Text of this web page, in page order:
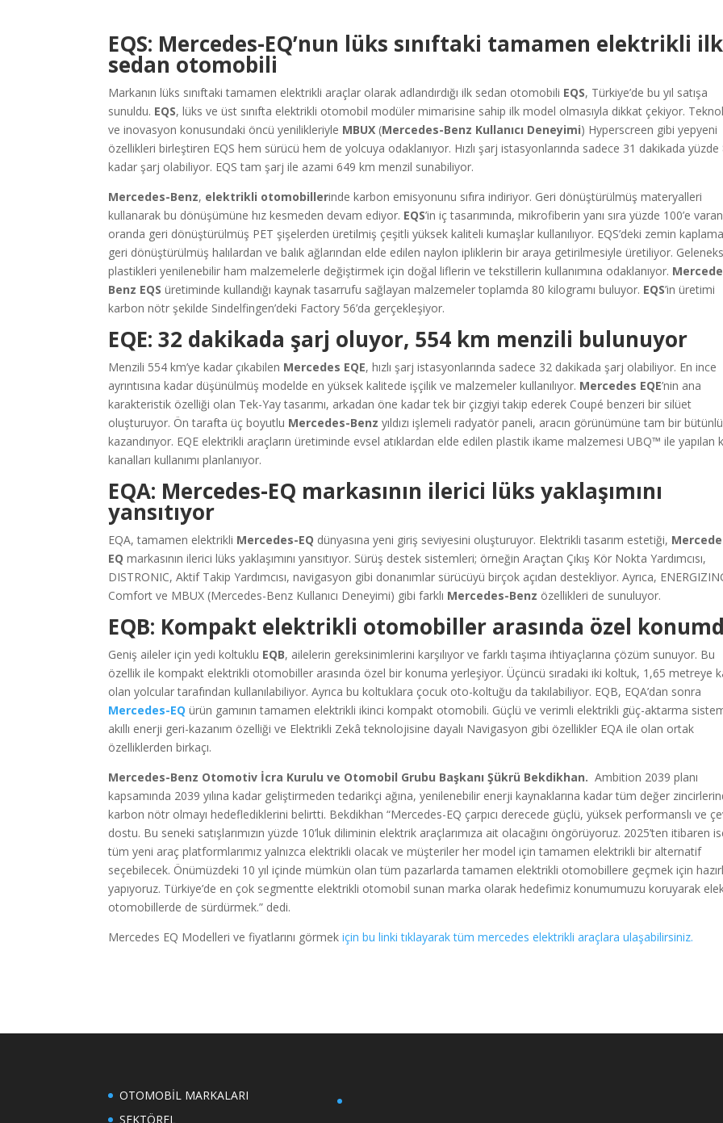
EQS: Mercedes-EQ’nun lüks sınıftaki tamamen elektrikli ilk
sedan otomobili
Markanın lüks sınıftaki tamamen elektrikli araçlar olarak adlandırdığı ilk sedan otomobili EQS, Türkiye’de bu yıl satışa
sunuldu. EQS, lüks ve üst sınıfta elektrikli otomobil modüler mimarisine sahip ilk model olmasıyla dikkat çekiyor.
ve inovasyon konusundaki öncü yenilikleriyle MBUX (Mercedes-Benz Kullanıcı Deneyimi) Hyperscreen gibi yepyeni
özellikleri birleştiren EQS hem sürücü hem de yolcuya odaklanıyor. Hızlı şarj istasyonlarında sadece 31 dakikada yüzde
kadar şarj olabiliyor. EQS tam şarj ile azami 649 km menzil sunabiliyor.
Mercedes-Benz, elektrikli otomobillerinde karbon emisyonunu sıfıra indiriyor. Geri dönüştürülmüş materyalleri
kullanarak bu dönüşümüne hız kesmeden devam ediyor. EQS’in iç tasarımında, mikrofiberin yanı sıra yüzde 100’e varan
oranda geri dönüştürülmüş PET şişelerden üretilmiş çeşitli yüksek kaliteli kumaşlar kullanılıyor. EQS’deki zemin
geri dönüştürülmüş halılardan ve balık ağlarından elde edilen naylon ipliklerin bir araya getirilmesiyle üretiliyor.
plastikleri yenilenebilir ham malzemelerle değiştirmek için doğal liflerin ve tekstillerin kullanımına odaklanıyor.
Benz EQS üretiminde kullandığı kaynak tasarrufu sağlayan malzemeler toplamda 80 kilogramı buluyor. EQS’in üretimi
karbon nötr şekilde Sindelfingen’deki Factory 56’da gerçekleşiyor.
EQE: 32 dakikada şarj oluyor, 554 km menzili bulunuyor
Menzili 554 km’ye kadar çıkabilen Mercedes EQE, hızlı şarj istasyonlarında sadece 32 dakikada şarj olabiliyor. En ince
ayrıntısına kadar düşünülmüş modelde en yüksek kalitede işçilik ve malzemeler kullanılıyor. Mercedes EQE’nin ana
karakteristik özelliği olan Tek-Yay tasarımı, arkadan öne kadar tek bir çizgiyi takip ederek Coupé benzeri bir silüet
oluşturuyor. Ön tarafta üç boyutlu Mercedes-Benz yıldızı işlemeli radyatör paneli, aracın görünümüne tam bir
kazandırıyor. EQE elektrikli araçların üretiminde evsel atıklardan elde edilen plastik ikame malzemesi UBQ™ ile yapılan
kanalları kullanımı planlanıyor.
EQA: Mercedes-EQ markasının ilerici lüks yaklaşımını
yansıtıyor
EQA, tamamen elektrikli Mercedes-EQ dünyasına yeni giriş seviyesini oluşturuyor. Elektrikli tasarım estetiği,
EQ markasının ilerici lüks yaklaşımını yansıtıyor. Sürüş destek sistemleri; örneğin Araçtan Çıkış Kör Nokta Yardımcısı,
DISTRONIC, Aktif Takip Yardımcısı, navigasyon gibi donanımlar sürücüyü birçok açıdan destekliyor. Ayrıca,
Comfort ve MBUX (Mercedes-Benz Kullanıcı Deneyimi) gibi farklı Mercedes-Benz özellikleri de sunuluyor.
EQB: Kompakt elektrikli otomobiller arasında özel
Geniş aileler için yedi koltuklu EQB, ailelerin gereksinimlerini karşılıyor ve farklı taşıma ihtiyaçlarına çözüm sunuyor. Bu
özellik ile kompakt elektrikli otomobiller arasında özel bir konuma yerleşiyor. Üçüncü sıradaki iki koltuk, 1,65 metreye
olan yolcular tarafından kullanılabiliyor. Ayrıca bu koltuklara çocuk oto-koltuğu da takılabiliyor. EQB, EQA’dan sonra
Mercedes-EQ ürün gamının tamamen elektrikli ikinci kompakt otomobili. Güçlü ve verimli elektrikli güç-aktarma
akıllı enerji geri-kazanım özelliği ve Elektrikli Zekâ teknolojisine dayalı Navigasyon gibi özellikler EQA ile olan ortak
özelliklerden birkaçı.
Mercedes-Benz Otomotiv İcra Kurulu ve Otomobil Grubu Başkanı Şükrü Bekdikhan. Ambition 2039 planı
kapsamında 2039 yılına kadar geliştirmeden tedarikçi ağına, yenilenebilir enerji kaynaklarına kadar tüm değer
karbon nötr olmayı hedeflediklerini belirtti. Bekdikhan “Mercedes-EQ çarpıcı derecede güçlü, yüksek performanslı ve
dostu. Bu seneki satışlarımızın yüzde 10’luk diliminin elektrik araçlarımıza ait olacağını öngörüyoruz. 2025’ten itibaren
tüm yeni araç platformlarımız yalnızca elektrikli olacak ve müşteriler her model için tamamen elektrikli bir alternatif
seçebilecek. Önümüzdeki 10 yıl içinde mümkün olan tüm pazarlarda tamamen elektrikli otomobillere geçmek için
yapıyoruz. Türkiye’de en çok segmentte elektrikli otomobil sunan marka olarak hedefimiz konumumuzu koruyarak
otomobillerde de sürdürmek.” dedi.
Mercedes EQ Modelleri ve fiyatlarını görmekiçin bu linki tıklayarak tüm mercedes elektrikli araçlara ulaşabilirsiniz.
OTOMOBİL MARKALARI
SEKTÖREL